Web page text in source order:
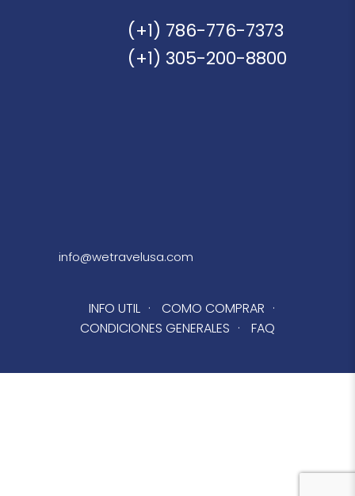
(+1) 786-776-7373
(+1) 305-200-8800
info@wetravelusa.com
INFO UTIL · COMO COMPRAR ·
CONDICIONES GENERALES · FAQ